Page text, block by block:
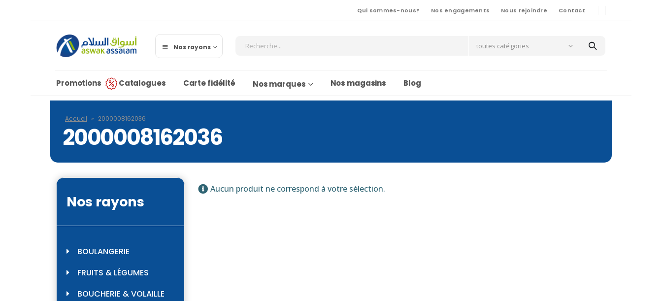
Qui sommes-nous? Nos engagements Nous rejoindre Contact
Nos rayons toutes catégories
Promotions Catalogues Carte fidélité Nos marques Nos magasins Blog
Accueil » 2000008162036
2000008162036
Aucun produit ne correspond à votre sélection.
Nos rayons
BOULANGERIE
FRUITS & LÉGUMES
BOUCHERIE & VOLAILLE